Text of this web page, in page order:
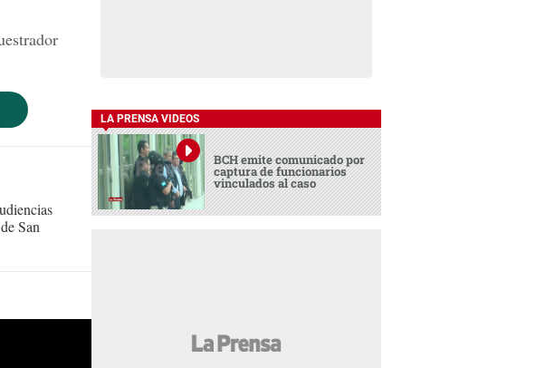
San
LA PRENSA VIDEOS
BCH emite comunicado por
captura de funcionarios
vinculados al caso